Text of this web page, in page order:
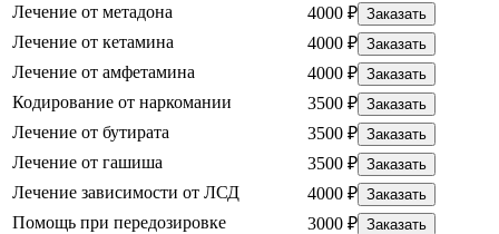
Лечение от метадона 4000 ₽ Заказать
Лечение от кетамина 4000 ₽ Заказать
Лечение от амфетамина 4000 ₽ Заказать
Кодирование от наркомании 3500 ₽ Заказать
Лечение от бутирата 3500 ₽ Заказать
Лечение от гашиша 3500 ₽ Заказать
Лечение зависимости от ЛСД 4000 ₽ Заказать
Помощь при передозировке 3000 ₽ Заказать